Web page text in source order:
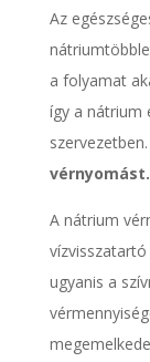
Az
a folyamat
így a nátrium
szervezetben.
vérnyomást.
A nátrium
ugyanis a